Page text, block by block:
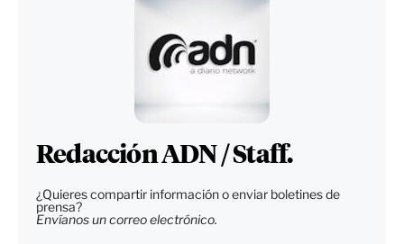
Redacción ADN / Staff.
¿Quieres compartir información o enviar boletines de
prensa?
Envíanos un correo electrónico.